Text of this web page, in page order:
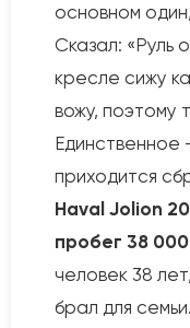
основном
Сказал: «Руль
кресле сижу
вожу, поэтому
Единственное
приходится
Haval Jolion
пробег 38
человек 38
брал для